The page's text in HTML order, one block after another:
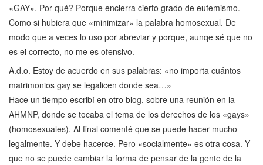
«GAY». Por qué? Porque encierra cierto grado de eufemismo.
Como si hubiera que «minimizar» la palabra homosexual. De
modo que a veces lo uso por abreviar y porque, aunqe sé que no
es el correcto, no me es ofensivo.
A.d.o. Estoy de acuerdo en sus palabras: «no importa cuántos
matrimonios gay se legalicen donde sea…»
Hace un tiempo escribí en otro blog, sobre una reunión en la
AHMNP, donde se tocaba el tema de los derechos de los «gays»
(homosexuales). Al final comenté que se puede hacer mucho
legalmente. Y debe hacerce. Pero «socialmente» es otra cosa. Y
que no se puede cambiar la forma de pensar de la gente de la